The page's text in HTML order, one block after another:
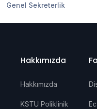
Genel Sekreterlik
Hakkımızda
Hakkımızda
KSTU Poliklinik